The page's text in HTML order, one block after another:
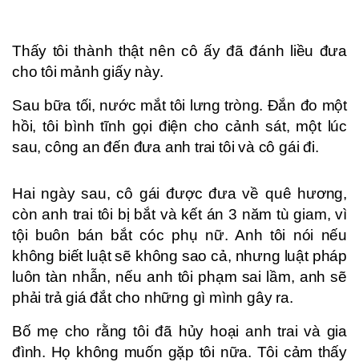
Thấy tôi thành thật nên cô ấy đã đánh liều đưa
cho tôi mảnh giấy này.
Sau bữa tối, nước mắt tôi lưng tròng. Đắn đo một
hồi, tôi bình tĩnh gọi điện cho cảnh sát, một lúc
sau, công an đến đưa anh trai tôi và cô gái đi.
Hai ngày sau, cô gái được đưa về quê hương,
còn anh trai tôi bị bắt và kết án 3 năm tù giam, vì
tội buôn bán bắt cóc phụ nữ. Anh tôi nói nếu
không biết luật sẽ không sao cả, nhưng luật pháp
luôn tàn nhẫn, nếu anh tôi phạm sai lầm, anh sẽ
phải trả giá đắt cho những gì mình gây ra.
Bố mẹ cho rằng tôi đã hủy hoại anh trai và gia
đình. Họ không muốn gặp tôi nữa. Tôi cảm thấy